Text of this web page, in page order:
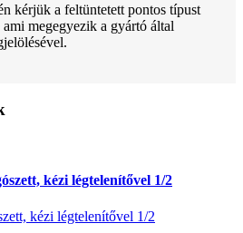
kérjük a feltüntetett pontos típust
megegyezik a gyártó által
kézi légtelenítővel 1/2
kézi légtelenítővel 1/2